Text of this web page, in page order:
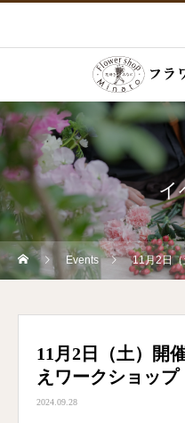
イ
Events 11月2日（
11月2日（土）開
えワークショップ
2024.09.28